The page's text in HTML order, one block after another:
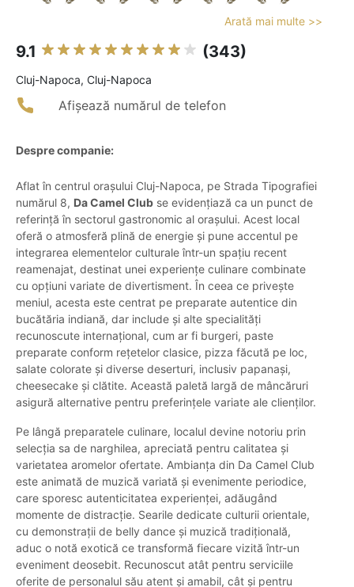
Arată mai multe >>
9.1 (343)
Cluj-Napoca, Cluj-Napoca
Afișează numărul de telefon
Despre companie:
Aflat în centrul orașului Cluj-Napoca, pe Strada Tipografiei
numărul 8, Da Camel Club se evidențiază ca un punct de
referință în sectorul gastronomic al orașului. Acest local
oferă o atmosferă plină de energie și pune accentul pe
integrarea elementelor culturale într-un spațiu recent
reamenajat, destinat unei experiențe culinare combinate
cu opțiuni variate de divertisment. În ceea ce privește
meniul, acesta este centrat pe preparate autentice din
bucătăria indiană, dar include și alte specialități
recunoscute internațional, cum ar fi burgeri, paste
preparate conform rețetelor clasice, pizza făcută pe loc,
salate colorate și diverse deserturi, inclusiv papanași,
cheesecake și clătite. Această paletă largă de mâncăruri
asigură alternative pentru preferințele variate ale clienților.
Pe lângă preparatele culinare, localul devine notoriu prin
selecția sa de narghilea, apreciată pentru calitatea și
varietatea aromelor ofertate. Ambianța din Da Camel Club
este animată de muzică variată și evenimente periodice,
care sporesc autenticitatea experienței, adăugând
momente de distracție. Searile dedicate culturii orientale,
cu demonstrații de belly dance și muzică tradițională,
aduc o notă exotică ce transformă fiecare vizită într-un
eveniment deosebit. Recunoscut atât pentru serviciile
oferite de personalul său atent și amabil, cât și pentru